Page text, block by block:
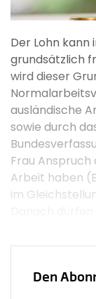
Der Lohn
grundsätzlich
wird dieser
ausländische
sowie durch
Frau
Arbeit haben
im
direkt noch
Den